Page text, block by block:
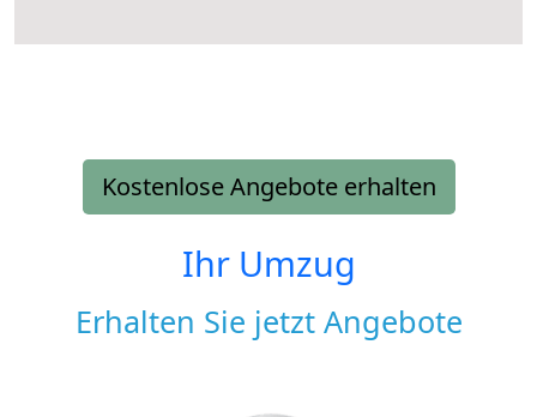
Kostenlose Angebote erhalten
Ihr Umzug
Erhalten Sie jetzt Angebote